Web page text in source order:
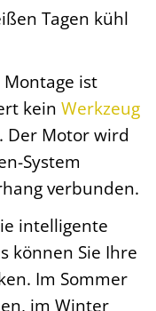
Tagen kühl
ist
kein Werkzeug
Der Motor wird
System
verbunden.
intelligente
können Sie Ihre
Im Sommer
im Winter